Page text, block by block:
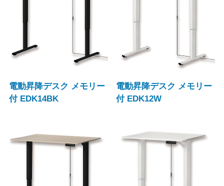
電動昇降デスク メモリー
付 EDK14BK
電動昇降デスク メモリー
付 EDK12W